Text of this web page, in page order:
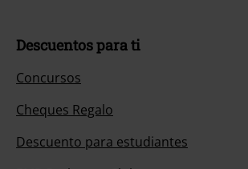
Descuentos para ti
Concursos
Cheques Regalo
Descuento para estudiantes